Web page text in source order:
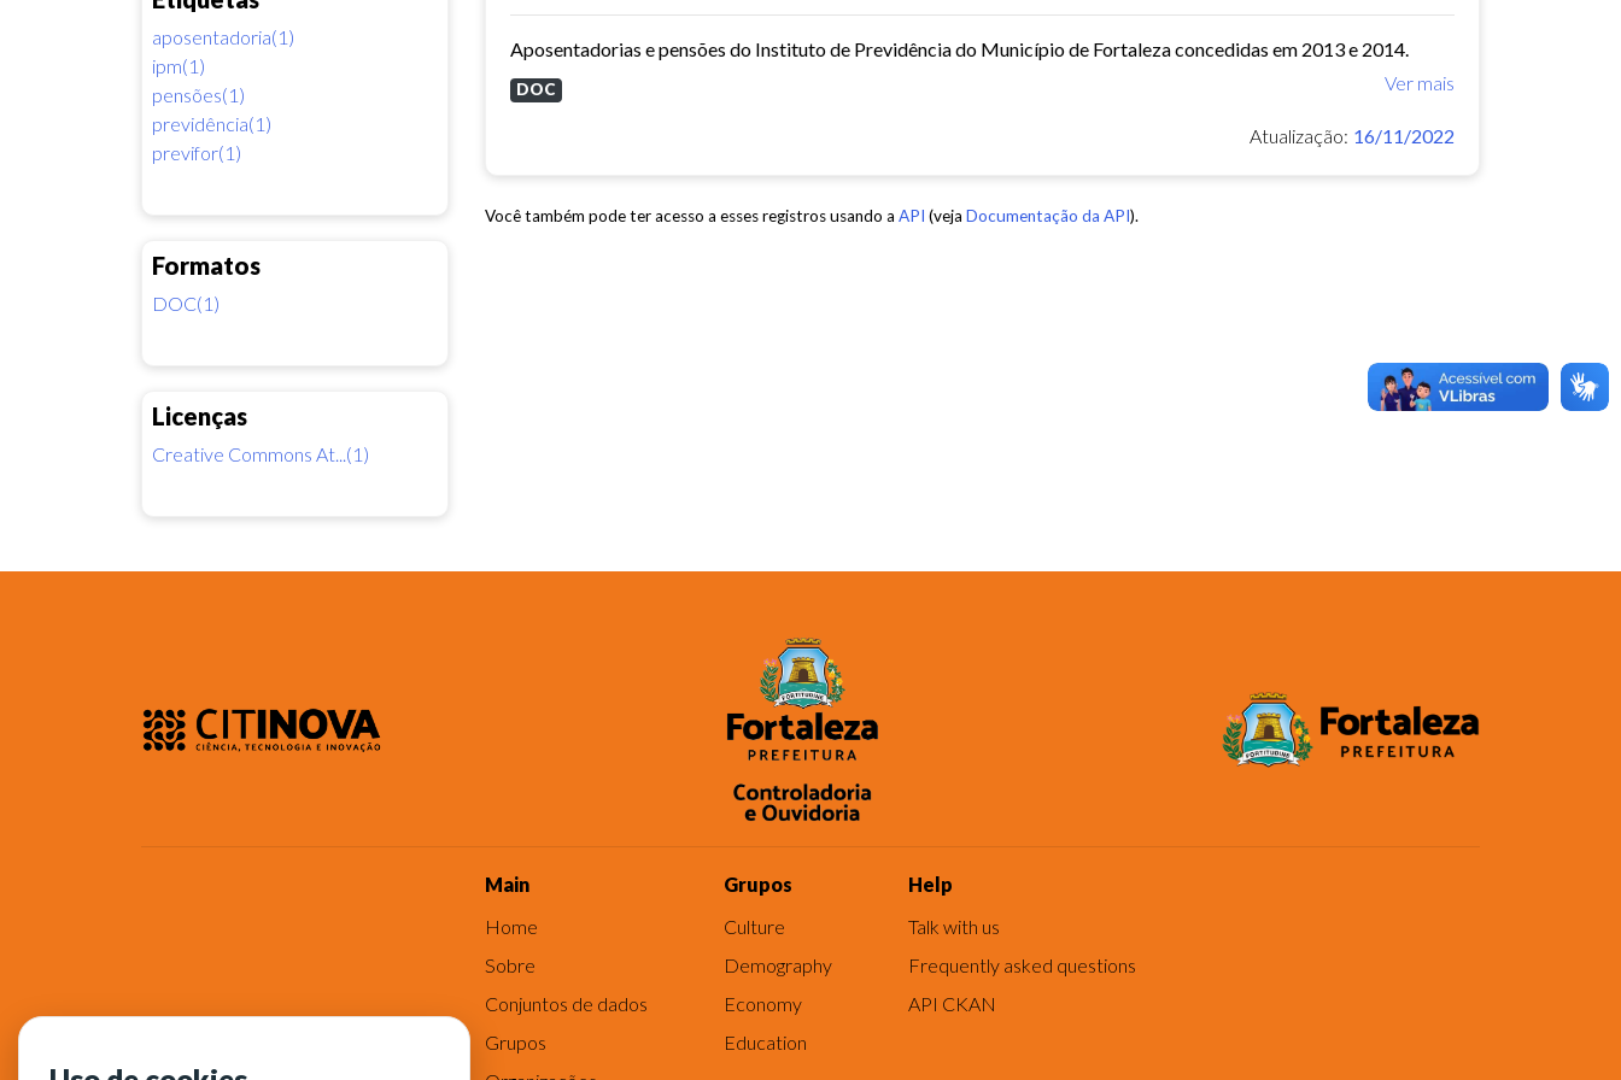
aposentadoria(1)
ipm(1)
pensões(1)
previdência(1)
previfor(1)
Formatos
DOC(1)
Licenças
Creative Commons At...(1)
Aposentadorias e pensões do Instituto de Previdência do Município de Fortaleza concedidas em 2013 e 2014.
Ver mais
DOC
Atualização: 16/11/2022
Você também pode ter acesso a esses registros usando a API (veja Documentação da API).
Main
Home
Sobre
Conjuntos de dados
Grupos
Grupos
Culture
Demography
Economy
Education
Help
Talk with us
Frequently asked questions
API CKAN